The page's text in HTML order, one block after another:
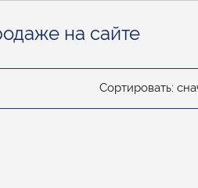
на сайте
Сортировать: